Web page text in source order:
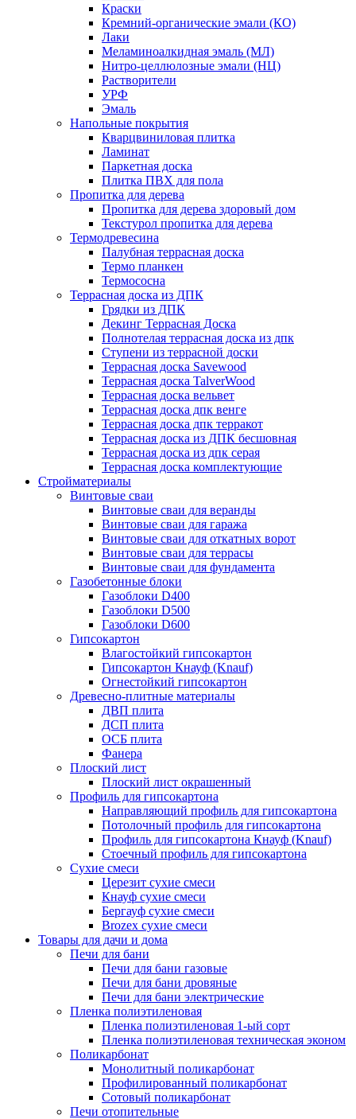
Краски
Кремний-органические эмали (КО)
Лаки
Меламиноалкидная эмаль (МЛ)
Нитро-целлюлозные эмали (НЦ)
Растворители
УРФ
Эмаль
Напольные покрытия
Кварцвиниловая плитка
Ламинат
Паркетная доска
Плитка ПВХ для пола
Пропитка для дерева
Пропитка для дерева здоровый дом
Текстурол пропитка для дерева
Термодревесина
Палубная террасная доска
Термо планкен
Термососна
Террасная доска из ДПК
Грядки из ДПК
Декинг Террасная Доска
Полнотелая террасная доска из дпк
Ступени из террасной доски
Террасная доска Savewood
Террасная доска TalverWood
Террасная доска вельвет
Террасная доска дпк венге
Террасная доска дпк терракот
Террасная доска из ДПК бесшовная
Террасная доска из дпк серая
Террасная доска комплектующие
Стройматериалы
Винтовые сваи
Винтовые сваи для веранды
Винтовые сваи для гаража
Винтовые сваи для откатных ворот
Винтовые сваи для террасы
Винтовые сваи для фундамента
Газобетонные блоки
Газоблоки D400
Газоблоки D500
Газоблоки D600
Гипсокартон
Влагостойкий гипсокартон
Гипсокартон Кнауф (Knauf)
Огнестойкий гипсокартон
Древесно-плитные материалы
ДВП плита
ДСП плита
ОСБ плита
Фанера
Плоский лист
Плоский лист окрашенный
Профиль для гипсокартона
Направляющий профиль для гипсокартона
Потолочный профиль для гипсокартона
Профиль для гипсокартона Кнауф (Knauf)
Стоечный профиль для гипсокартона
Сухие смеси
Церезит сухие смеси
Кнауф сухие смеси
Бергауф сухие смеси
Brozex сухие смеси
Товары для дачи и дома
Печи для бани
Печи для бани газовые
Печи для бани дровяные
Печи для бани электрические
Пленка полиэтиленовая
Пленка полиэтиленовая 1-ый сорт
Пленка полиэтиленовая техническая эконом
Поликарбонат
Монолитный поликарбонат
Профилированный поликарбонат
Сотовый поликарбонат
Печи отопительные